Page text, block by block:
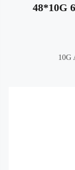
48*10G
10G